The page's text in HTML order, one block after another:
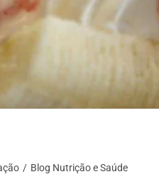
/ Blog Nutrição e Saúde